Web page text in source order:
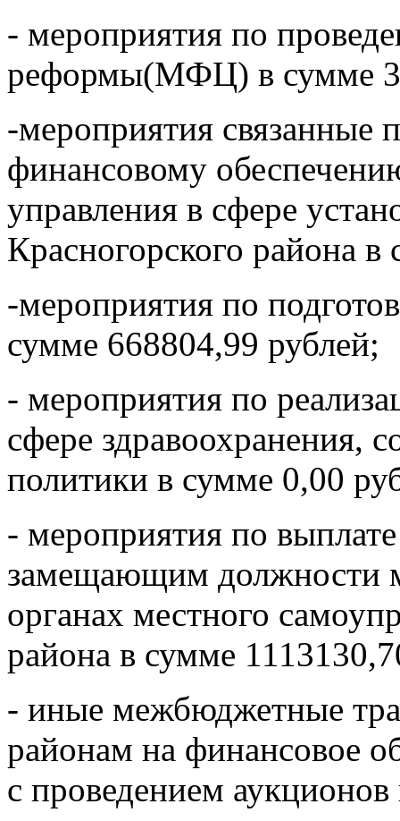
- мероприятия по
реформы(МФЦ) в сумме
-мероприятия связанные
финансовому
управления в сфере
Красногорского района
-мероприятия по
сумме 668804,99 рублей;
- мероприятия по
сфере здравоохранения,
политики в сумме 0,00
- мероприятия по
замещающим должности
органах местного
района в сумме
- иные межбюджетные
районам на финансовое
с проведением